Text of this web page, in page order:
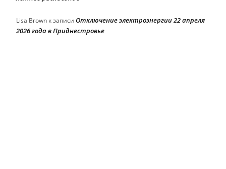
Lisa Brown к записи Отключение электроэнергии 22 апреля
2026 года в Приднестровье